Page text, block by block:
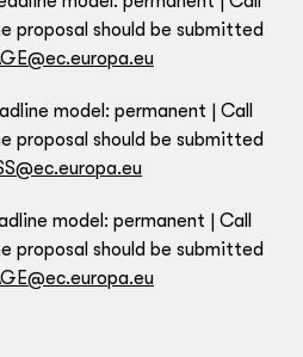
proposal should be submitted
model: permanent | Call
proposal should be submitted
model: permanent | Call
proposal should be submitted